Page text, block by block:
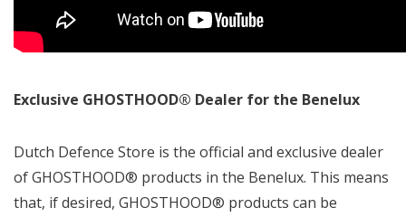
Exclusive GHOSTHOOD® Dealer for the Benelux
Dutch Defence Store is the official and exclusive dealer
of GHOSTHOOD® products in the Benelux. This means
that, if desired, GHOSTHOOD® products can be